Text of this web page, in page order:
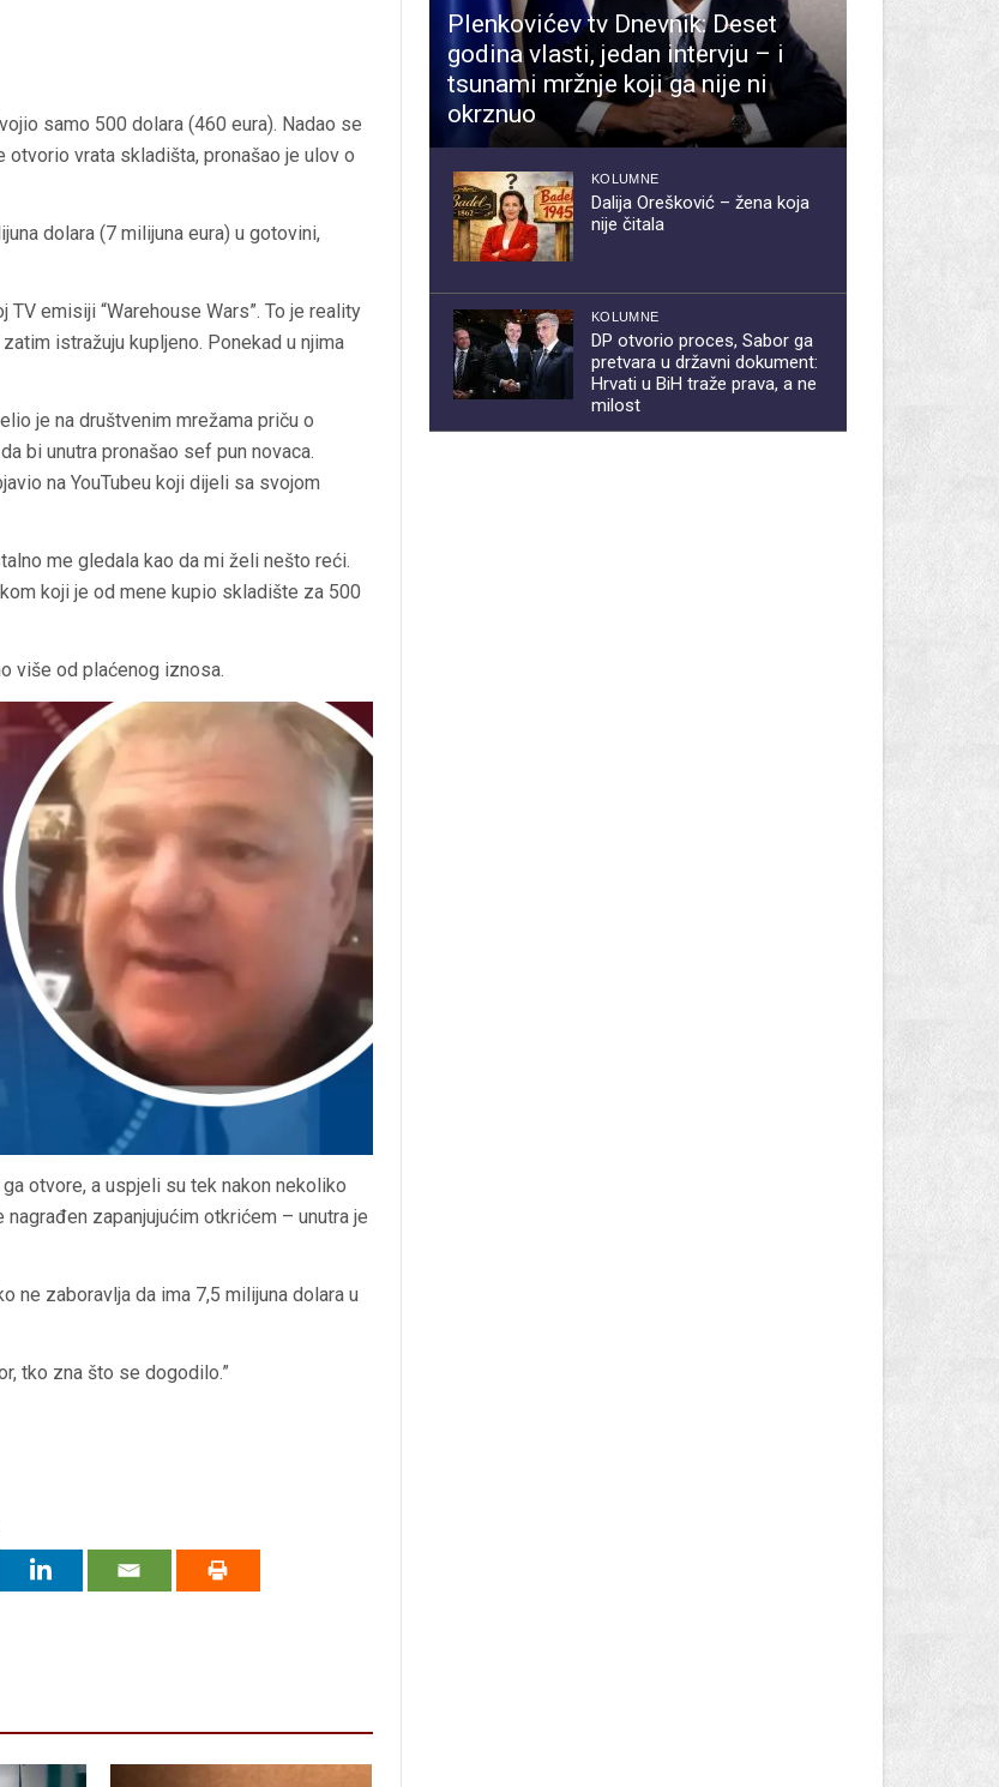
samo 500 dolara (460 eura). Nadao se
vrata skladišta, pronašao je ulov o
dolara (7 milijuna eura) u gotovini,
emisiji “Warehouse Wars”. To je reality
istražuju kupljeno. Ponekad u njima
je na društvenim mrežama priču o
bi unutra pronašao sef pun novaca.
na YouTubeu koji dijeli sa svojom
me gledala kao da mi želi nešto reći.
koji je od mene kupio skladište za 500
više od plaćenog iznosa.
otvore, a uspjeli su tek nakon nekoliko
zapanjujućim otkrićem – unutra je
ne zaboravlja da ima 7,5 milijuna dolara u
tko zna što se dogodilo.”
Plenkovićev tv Dnevnik: Deset
godina vlasti, jedan intervju – i
tsunami mržnje koji ga nije ni
okrznuo
KOLUMNE
Dalija Orešković – žena koja
nije čitala
KOLUMNE
DP otvorio proces, Sabor ga
pretvara u državni dokument:
Hrvati u BiH traže prava, a ne
milost